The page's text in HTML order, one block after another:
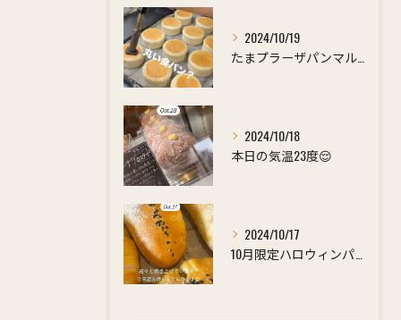
2024/10/19
2024/10/18
本日の気温23度😌
2024/10/17